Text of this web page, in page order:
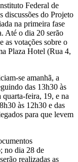
Federal de
discussões do Projeto
na primeira fase
Até o dia 20 serão
as votações sobre o
Plaza Hotel (Rua 4,
se amanhã, a
das 13h30 às
quarta-feira, 19, e na
às 12h30 e das
para que levem
no dia 28 de
realizadas as